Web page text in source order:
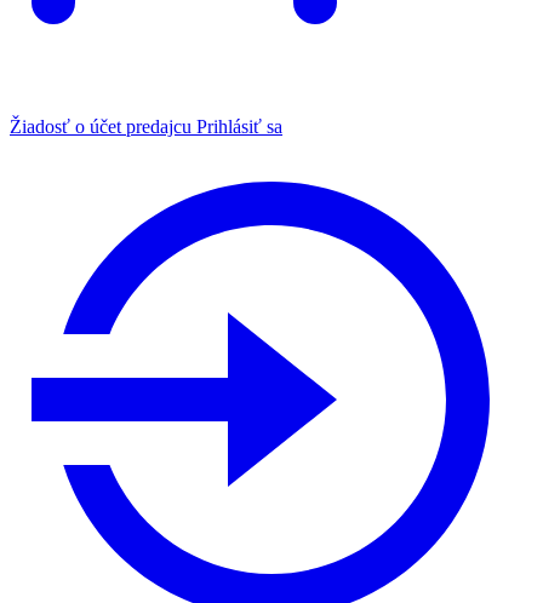
Žiadosť o účet predajcu Prihlásiť sa